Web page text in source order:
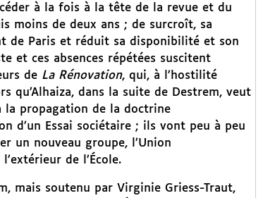
à la fois à la tête de la revue et du
moins de deux ans ; de surcroît, sa
de Paris et réduit sa disponibilité et son
et ces absences répétées suscitent
de La Rénovation, qui, à l’hostilité
qu’Alhaiza, dans la suite de Destrem, veut
la propagation de la doctrine
d’un Essai sociétaire ; ils vont peu à peu
un nouveau groupe, l’Union
de l’École.
mais soutenu par Virginie Griess-Traut,